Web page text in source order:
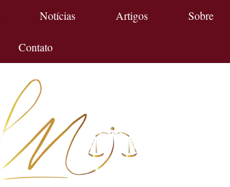
Notícias Artigos Sobre
Contato